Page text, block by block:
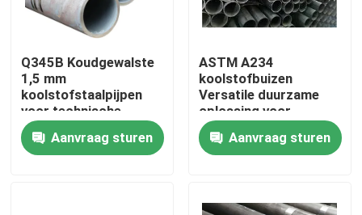
Q345B Koudgewalste
1,5 mm
koolstofstaalpijpen
voor technische
projecten
Aanvraag sturen
ASTM A234
koolstofbuizen
Versatile duurzame
oplossing voor
verschillende
toepassingen
Aanvraag sturen